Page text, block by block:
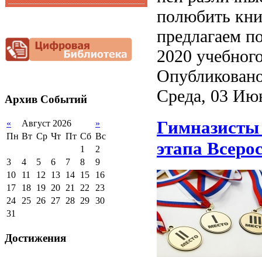
Снижение
документационной
нагрузки
Архив Событий
« Август 2026
»
Пн Вт Ср Чт Пт Сб Вс
1
2
3
4 5 6 7 8
9
10
11 12 13 14 15
16
17
18 19 20 21 22 23
24 25 26 27 28 29 30
31
Достижения
полюбить
предлагаем
2020
Среда, 03
Гимназисты
этапа